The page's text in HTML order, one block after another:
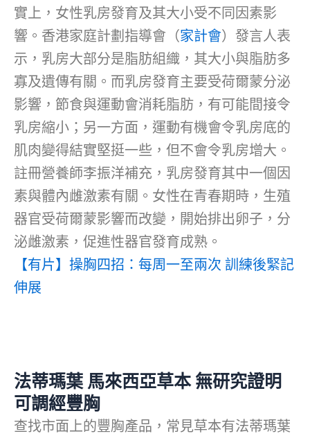
實上，女性乳房發育及其大小受不同因素影
響。香港家庭計劃指導會（家計會）發言人表
示，乳房大部分是脂肪組織，其大小與脂肪多
寡及遺傳有關。而乳房發育主要受荷爾蒙分泌
影響，節食與運動會消耗脂肪，有可能間接令
乳房縮小；另一方面，運動有機會令乳房底的
肌肉變得結實堅挺一些，但不會令乳房增大。
註冊營養師李振洋補充，乳房發育其中一個因
素與體內雌激素有關。女性在青春期時，生殖
器官受荷爾蒙影響而改變，開始排出卵子，分
泌雌激素，促進性器官發育成熟。
【有片】操胸四招：每周一至兩次 訓練後緊記
伸展
法蒂瑪葉 馬來西亞草本 無研究證明
可調經豐胸
查找市面上的豐胸產品，常見草本有法蒂瑪葉